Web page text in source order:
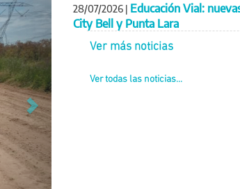
28/07/2026 | Educación Vial:
City Bell y Punta Lara
Ver más noticias
Ver todas las noticias...